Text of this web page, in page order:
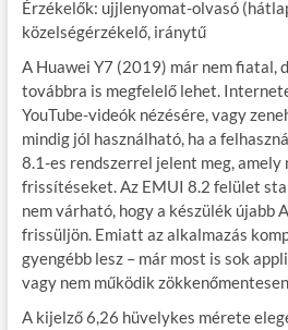
Érzékelők: ujjlenyomat-olvasó
közelségérzékelő, iránytű
A Huawei Y7 (2019) már nem fiatal,
továbbra is megfelelő lehet.
YouTube-videók nézésére, vagy
mindig jól használható, ha a
8.1-es rendszerrel jelent meg, amely
frissítéseket. Az EMUI 8.2 felület
nem várható, hogy a készülék újabb
frissüljön. Emiatt az alkalmazás
gyengébb lesz – már most is sok
vagy nem működik
A kijelző 6,26 hüvelykes mérete